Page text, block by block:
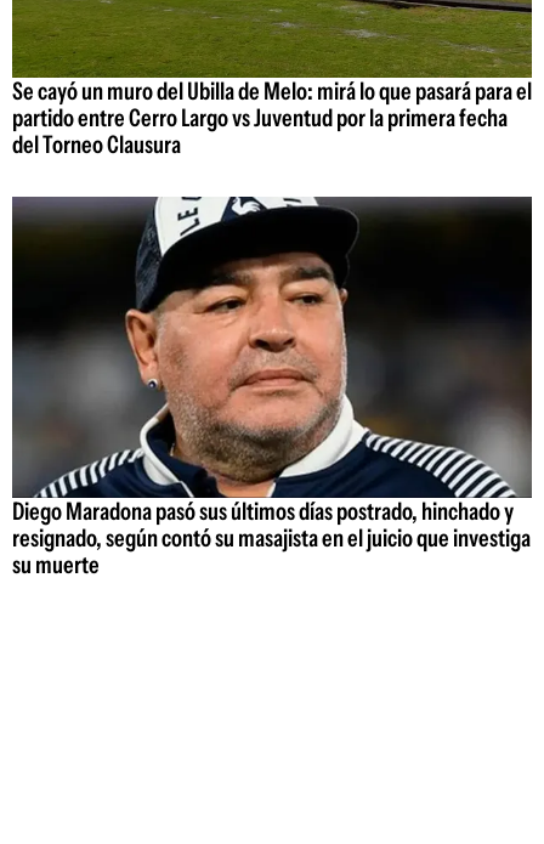
Se cayó un muro del Ubilla de Melo: mirá lo que pasará para el
partido entre Cerro Largo vs Juventud por la primera fecha
del Torneo Clausura
Diego Maradona pasó sus últimos días postrado, hinchado y
resignado, según contó su masajista en el juicio que investiga
su muerte